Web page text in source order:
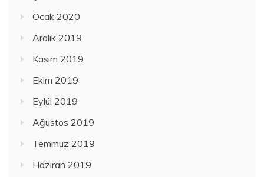
Ocak 2020
Aralık 2019
Kasım 2019
Ekim 2019
Eylül 2019
Ağustos 2019
Temmuz 2019
Haziran 2019